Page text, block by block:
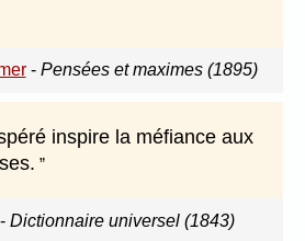
- Pensées et maximes (1895)
inspire la méfiance aux
Dictionnaire universel (1843)